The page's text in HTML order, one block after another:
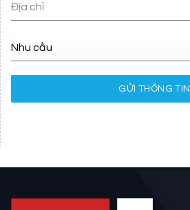
Địa chỉ
Nhu cầu
GỬI THÔNG TIN